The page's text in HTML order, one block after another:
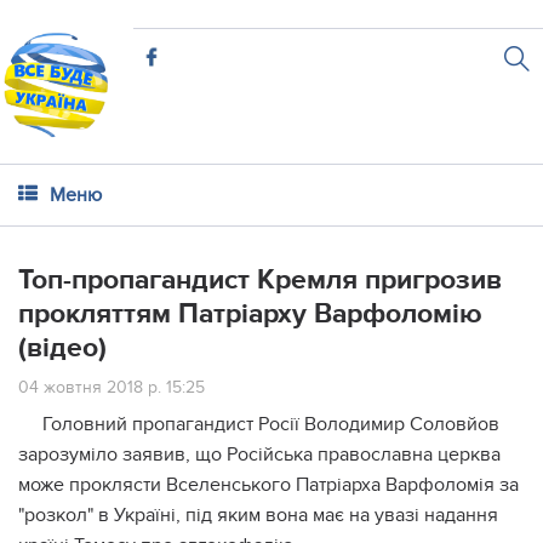
Меню
Топ-пропагандист Кремля пригрозив
прокляттям Патріарху Варфоломію
(відео)
04 жовтня 2018 р. 15:25
Головний пропагандист Росії Володимир Соловйов
зарозуміло заявив, що Російська православна церква
може проклясти Вселенського Патріарха Варфоломія за
"розкол" в Україні, під яким вона має на увазі надання